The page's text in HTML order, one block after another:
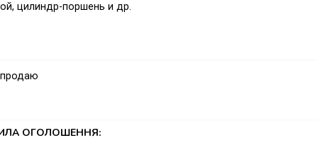
цилиндр-поршень и др.
ОГОЛОШЕННЯ: